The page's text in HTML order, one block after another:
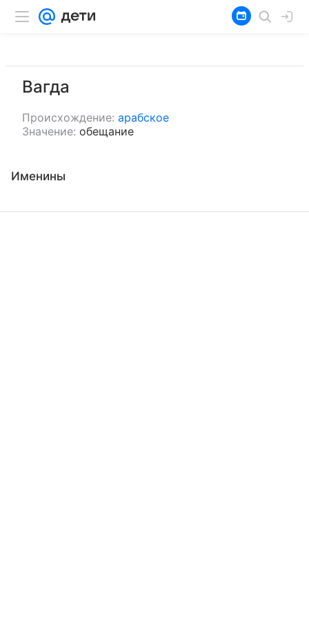
Вагда
Происхождение: арабское
Значение: обещание
Именины